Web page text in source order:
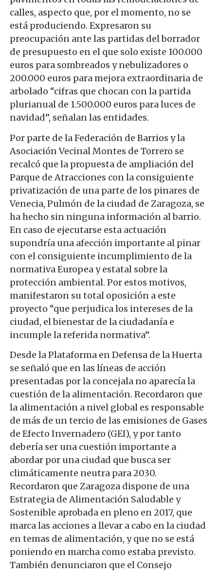
calles, aspecto que, por el momento, no se
está produciendo. Expresaron su
preocupación ante las partidas del borrador
de presupuesto en el que solo existe 100.000
euros para sombreados y nebulizadores o
200.000 euros para mejora extraordinaria de
arbolado “cifras que chocan con la partida
plurianual de 1.500.000 euros para luces de
navidad”, señalan las entidades.
Por parte de la Federación de Barrios y la
Asociación Vecinal Montes de Torrero se
recalcó que la propuesta de ampliación del
Parque de Atracciones con la consiguiente
privatización de una parte de los pinares de
Venecia, Pulmón de la ciudad de Zaragoza, se
ha hecho sin ninguna información al barrio.
En caso de ejecutarse esta actuación
supondría una afección importante al pinar
con el consiguiente incumplimiento de la
normativa Europea y estatal sobre la
protección ambiental. Por estos motivos,
manifestaron su total oposición a este
proyecto “que perjudica los intereses de la
ciudad, el bienestar de la ciudadanía e
incumple la referida normativa”.
Desde la Plataforma en Defensa de la Huerta
se señaló que en las líneas de acción
presentadas por la concejala no aparecía la
cuestión de la alimentación. Recordaron que
la alimentación a nivel global es responsable
de más de un tercio de las emisiones de Gases
de Efecto Invernadero (GEI), y por tanto
debería ser una cuestión importante a
abordar por una ciudad que busca ser
climáticamente neutra para 2030.
Recordaron que Zaragoza dispone de una
Estrategia de Alimentación Saludable y
Sostenible aprobada en pleno en 2017, que
marca las acciones a llevar a cabo en la ciudad
en temas de alimentación, y que no se está
poniendo en marcha como estaba previsto.
También denunciaron que el Consejo